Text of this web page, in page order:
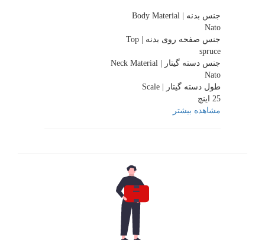
جنس بدنه | Body Material
Nato
جنس صفحه روی بدنه | Top
spruce
جنس دسته گیتار | Neck Material
Nato
طول دسته گیتار | Scale
25 اینچ
مشاهده بیشتر